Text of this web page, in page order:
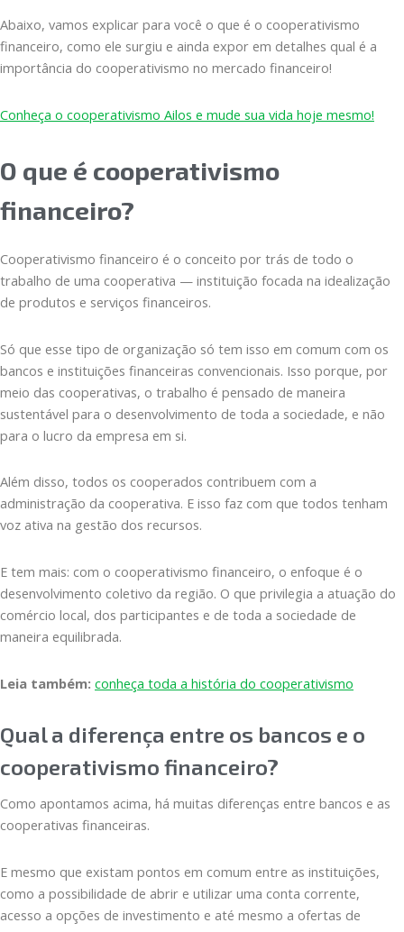
Abaixo, vamos explicar para você o que é o cooperativismo
financeiro, como ele surgiu e ainda expor em detalhes qual é a
importância do cooperativismo no mercado financeiro!
Conheça o cooperativismo Ailos e mude sua vida hoje mesmo!
O que é cooperativismo
financeiro?
Cooperativismo financeiro é o conceito por trás de todo o
trabalho de uma cooperativa — instituição focada na idealização
de produtos e serviços financeiros.
Só que esse tipo de organização só tem isso em comum com os
bancos e instituições financeiras convencionais. Isso porque, por
meio das cooperativas, o trabalho é pensado de maneira
sustentável para o desenvolvimento de toda a sociedade, e não
para o lucro da empresa em si.
Além disso, todos os cooperados contribuem com a
administração da cooperativa. E isso faz com que todos tenham
voz ativa na gestão dos recursos.
E tem mais: com o cooperativismo financeiro, o enfoque é o
desenvolvimento coletivo da região. O que privilegia a atuação do
comércio local, dos participantes e de toda a sociedade de
maneira equilibrada.
Leia também: conheça toda a história do cooperativismo
Qual a diferença entre os bancos e o
cooperativismo financeiro?
Como apontamos acima, há muitas diferenças entre bancos e as
cooperativas financeiras.
E mesmo que existam pontos em comum entre as instituições,
como a possibilidade de abrir e utilizar uma conta corrente,
acesso a opções de investimento e até mesmo a ofertas de